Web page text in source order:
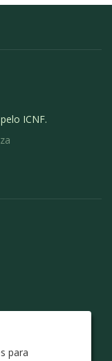
ICNF.
para